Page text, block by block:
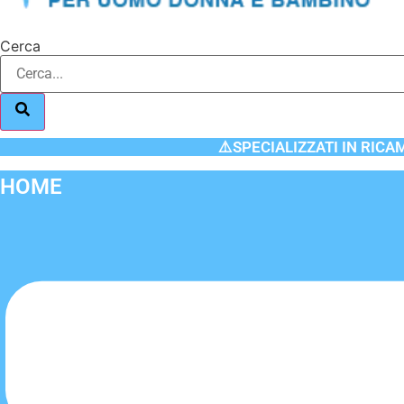
Cerca
⚠️SPECIALIZZATI IN
HOME